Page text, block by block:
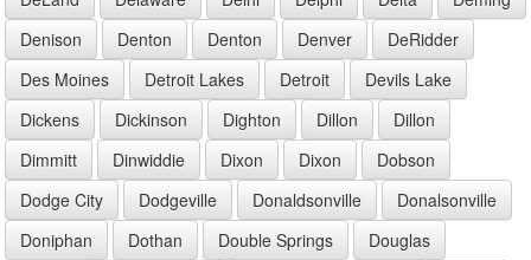
Denison
Denton Denton Denver
DeRidder
Des Moines
Detroit Lakes Detroit
Devils Lake
Dickens
Dickinson Dighton Dillon
Dillon
Dimmitt
Dinwiddie Dixon Dixon
Dobson
Dodge City
Dodgeville Donaldsonville
Donalsonville
Doniphan
Dothan Double Springs
Douglas